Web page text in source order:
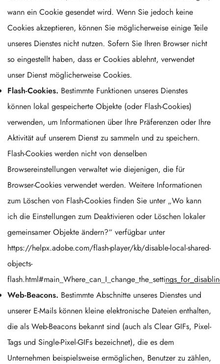
wann ein Cookie gesendet wird. Wenn Sie jedoch keine
Cookies akzeptieren, können Sie möglicherweise einige Teile
unseres Dienstes nicht nutzen. Sofern Sie Ihren Browser nicht
so eingestellt haben, dass er Cookies ablehnt, verwendet
unser Dienst möglicherweise Cookies.
Flash-Cookies. Bestimmte Funktionen unseres Dienstes
können lokal gespeicherte Objekte (oder Flash-Cookies)
verwenden, um Informationen über Ihre Präferenzen oder Ihre
Aktivität auf unserem Dienst zu sammeln und zu speichern.
Flash-Cookies werden nicht von denselben
Browsereinstellungen verwaltet wie diejenigen, die für
Browser-Cookies verwendet werden. Weitere Informationen
zum Löschen von Flash-Cookies finden Sie unter „Wo kann
ich die Einstellungen zum Deaktivieren oder Löschen lokaler
gemeinsamer Objekte ändern?“ verfügbar unter
https://helpx.adobe.com/flash-player/kb/disable-local-shared-
objects-
Web-Beacons. Bestimmte Abschnitte unseres Dienstes und
unserer E-Mails können kleine elektronische Dateien enthalten,
die als Web-Beacons bekannt sind (auch als Clear GIFs, Pixel-
Tags und Single-Pixel-GIFs bezeichnet), die es dem
Unternehmen beispielsweise ermöglichen, Benutzer zu zählen,